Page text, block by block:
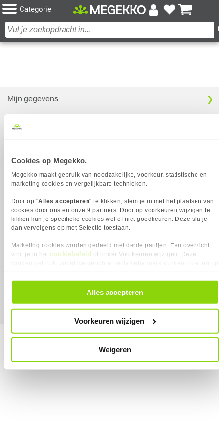
Cookies op Megekko.
Megekko maakt gebruik van noodzakelijke, voorkeur, statistische en
marketing cookies en vergelijkbare technieken.
Door op "Alles accepteren" te klikken, stem je in met het plaatsen van
cookies door ons en onze 9 partners. Door op voorkeuren wijzigen te
kikken kun je specifieke cookies wel of niet goedkeuren. Deze sla je
dan vervolgens op met Selectie toestaan.
Marketing cookies worden gedeeld met derde partijen. Een overzicht
vind je in het cookiebeleid of onder Voorkeuren wijzigen. Deze
alle cookies. Je kunt je gegeven toestemming altijd intrekken, dit doe je
door in de footer van onze website te klikken op ‘Cookievoorkeuren’
Alles accepteren
Voorkeuren wijzigen
Weigeren
Categorie
Mijn gegevens
Service
Megekko